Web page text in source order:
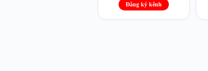
Đăng ký kênh